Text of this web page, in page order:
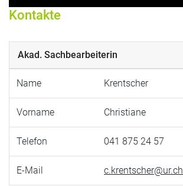
Kontakte
Akad. Sachbearbeiterin
Name Krentscher
Vorname Christiane
Telefon 041 875 24 57
E-Mail c.krentscher@ur.ch